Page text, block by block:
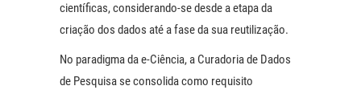
científicas, considerando-se desde a etapa da
criação dos dados até a fase da sua reutilização.
No paradigma da e-Ciência, a Curadoria de Dados
de Pesquisa se consolida como requisito